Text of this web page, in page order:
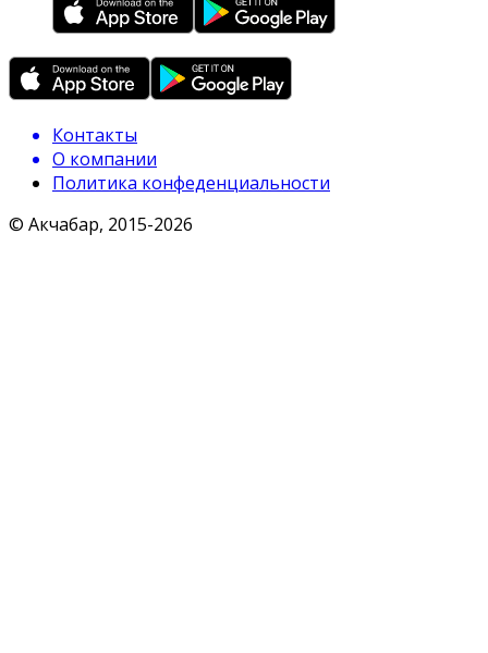
Контакты
О компании
Политика конфеденциальности
© Акчабар, 2015-2026